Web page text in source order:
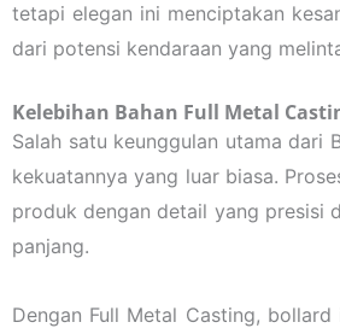
tetapi elegan ini menciptakan
dari potensi kendaraan yang
Kelebihan Bahan Full Metal
Salah satu keunggulan utama dari
kekuatannya yang luar biasa.
produk dengan detail yang presisi
panjang.
Dengan Full Metal Casting,